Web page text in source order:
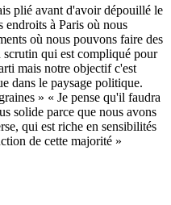
plié avant d'avoir dépouillé le
à Paris où nous
où nous pouvons faire des
scrutin qui est compliqué pour
mais notre objectif c'est
dans le paysage politique.
» « Je pense qu'il faudra
solide parce que nous avons
qui est riche en sensibilités
de cette majorité »